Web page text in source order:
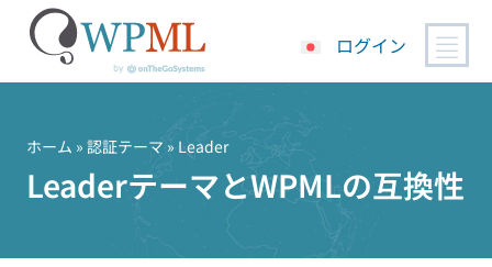
ス
ログイン
ホーム » 認証テーマ » Leader
LeaderテーマとWPMLの互換性